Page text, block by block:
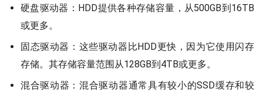
硬盘驱动器：HDD提供各种存储容量，从500GB到16TB
或更多。
固态驱动器：这些驱动器比HDD更快，因为它使用闪存
存储。其存储容量范围从128GB到4TB或更多。
混合驱动器：混合驱动器通常具有较小的SSD缓存和较